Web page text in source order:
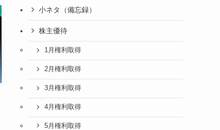
小ネタ（備忘録）
株主優待
1月権利取得
2月権利取得
3月権利取得
4月権利取得
5月権利取得